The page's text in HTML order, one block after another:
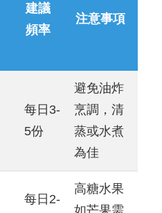
建議
頻率
注意事項
每日3-
5份
避免油炸
烹調，清
蒸或水煮
為佳
每日2-
高糖水果
如芒果需